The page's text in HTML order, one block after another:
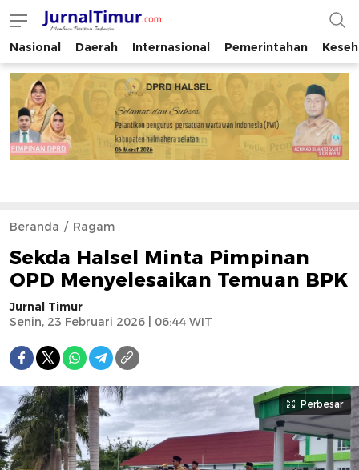
JurnalTimur.com
Membaca Peristiwa Indonesia
Nasional Daerah Internasional Pemerintahan
Beranda Ragam
Sekda Halsel Minta Pimpinan
OPD Menyelesaikan Temuan BPK
Jurnal Timur
Senin, 23 Februari 2026 | 06:44 WIT
Perbesar